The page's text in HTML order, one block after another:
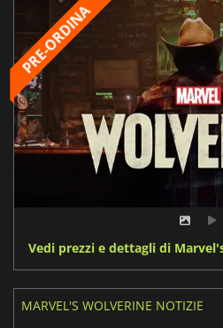
Vedi prezzi e dettagli di
MARVEL'S WOLVERINE NOTIZIE